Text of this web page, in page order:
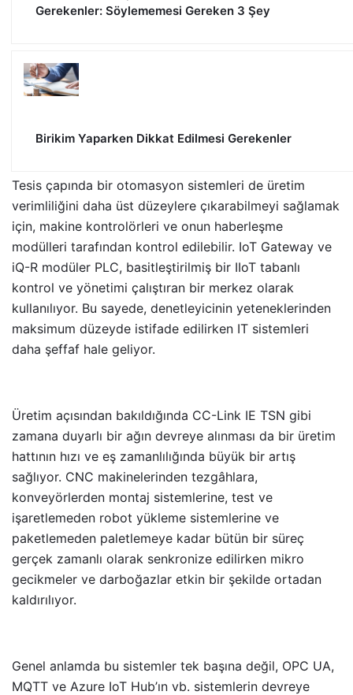
Gerekenler: Söylememesi Gereken 3 Şey
Birikim Yaparken Dikkat Edilmesi Gerekenler
Tesis çapında bir otomasyon sistemleri de üretim
verimliliğini daha üst düzeylere çıkarabilmeyi sağlamak
için, makine kontrolörleri ve onun haberleşme
modülleri tarafından kontrol edilebilir. IoT Gateway ve
iQ-R modüler PLC, basitleştirilmiş bir IIoT tabanlı
kontrol ve yönetimi çalıştıran bir merkez olarak
kullanılıyor. Bu sayede, denetleyicinin yeteneklerinden
maksimum düzeyde istifade edilirken IT sistemleri
daha şeffaf hale geliyor.
Üretim açısından bakıldığında CC-Link IE TSN gibi
zamana duyarlı bir ağın devreye alınması da bir üretim
hattının hızı ve eş zamanlılığında büyük bir artış
sağlıyor. CNC makinelerinden tezgâhlara,
konveyörlerden montaj sistemlerine, test ve
işaretlemeden robot yükleme sistemlerine ve
paketlemeden paletlemeye kadar bütün bir süreç
gerçek zamanlı olarak senkronize edilirken mikro
gecikmeler ve darboğazlar etkin bir şekilde ortadan
kaldırılıyor.
Genel anlamda bu sistemler tek başına değil, OPC UA,
MQTT ve Azure IoT Hub’ın vb. sistemlerin devreye